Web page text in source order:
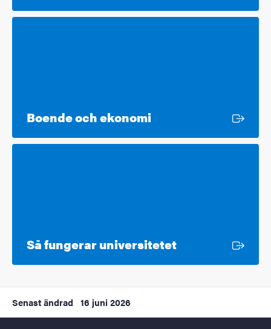
Boende och ekonomi
Så fungerar universitetetExtern länk
Senast ändrad 16 juni 2026